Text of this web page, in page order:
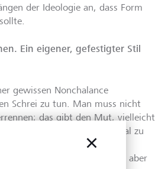
der Ideologie an, dass Form
Ein eigener, gefestigter Stil
gewissen Nonchalance
Schrei zu tun. Man muss nicht
das gibt den Mut, vielleicht
der Reihe zu tanzen, auch mal zu
uns also nicht vor den
– wir sind alle verführbar –, aber